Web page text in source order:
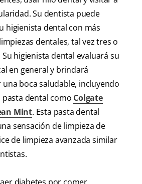
Su dentista puede
higienista dental con más
dentales, tal vez tres o
higienista dental evaluará su
en general y brindará
boca saludable, incluyendo
pasta dental como Colgate
Mint. Esta pasta dental
sensación de limpieza de
de limpieza avanzada similar